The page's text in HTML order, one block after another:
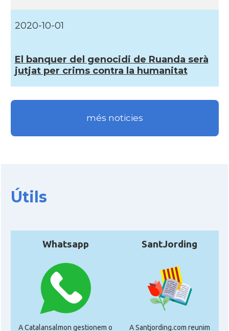
2020-10-01
El banquer del genocidi de Ruanda serà
jutjat per crims contra la humanitat
més noticies
Útils
Whatsapp
A Catalansalmon gestionem o
SantJording
A Santjording.com reunim